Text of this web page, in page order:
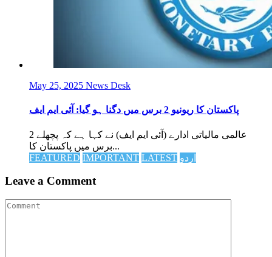
May 25, 2025 News Desk
پاکستان کا ریونیو 2 برس میں دگنا ہو گیا: آئی ایم ایف
عالمی مالیاتی ادارے (آئی ایم ایف) نے کہا ہے کہ پچھلے 2
برس میں پاکستان کا...
FEATURED IMPORTANT LATEST اردو
Leave a Comment